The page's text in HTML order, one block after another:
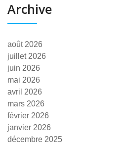
Archive
août 2026
juillet 2026
juin 2026
mai 2026
avril 2026
mars 2026
février 2026
janvier 2026
décembre 2025